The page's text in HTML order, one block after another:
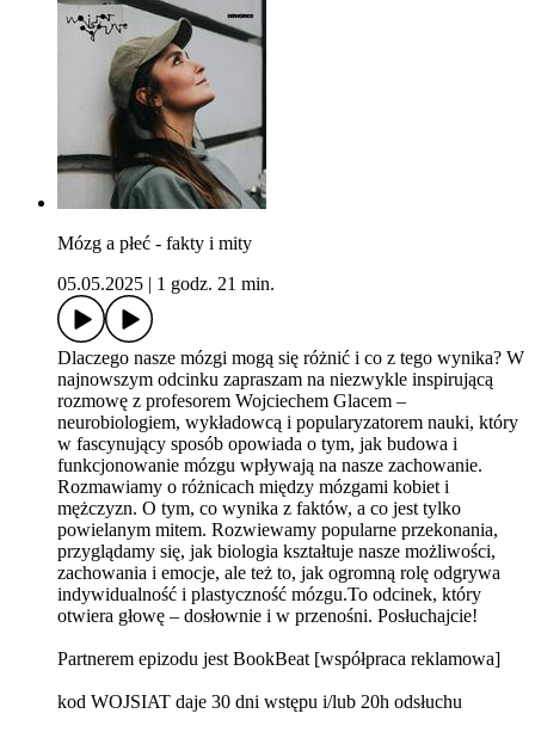
Mózg a płeć - fakty i mity
05.05.2025 | 1 godz. 21 min.
Dlaczego nasze mózgi mogą się różnić i co z tego wynika? W
najnowszym odcinku zapraszam na niezwykle inspirującą
rozmowę z profesorem Wojciechem Glacem –
neurobiologiem, wykładowcą i popularyzatorem nauki, który
w fascynujący sposób opowiada o tym, jak budowa i
funkcjonowanie mózgu wpływają na nasze zachowanie.
Rozmawiamy o różnicach między mózgami kobiet i
mężczyzn. O tym, co wynika z faktów, a co jest tylko
powielanym mitem. Rozwiewamy popularne przekonania,
przyglądamy się, jak biologia kształtuje nasze możliwości,
zachowania i emocje, ale też to, jak ogromną rolę odgrywa
indywidualność i plastyczność mózgu.To odcinek, który
otwiera głowę – dosłownie i w przenośni. Posłuchajcie!
Partnerem epizodu jest BookBeat [współpraca reklamowa]
kod WOJSIAT daje 30 dni wstępu i/lub 20h odsłuchu